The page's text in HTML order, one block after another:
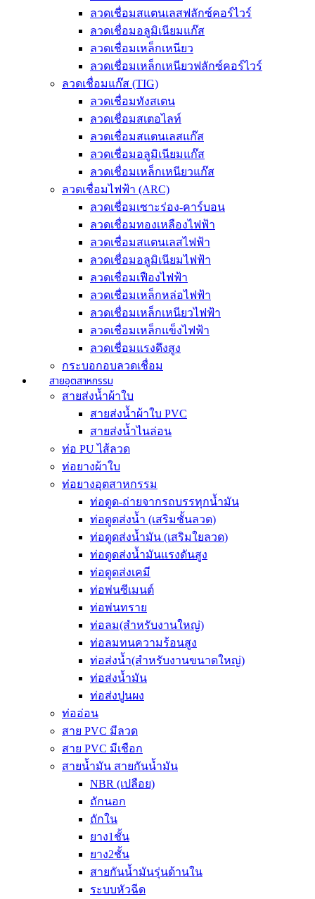
ลวดเชื่อมสแตนเลสฟลักซ์คอร์ไวร์
ลวดเชื่อมอลูมิเนียมแก๊ส
ลวดเชื่อมเหล็กเหนียว
ลวดเชื่อมเหล็กเหนียวฟลักซ์คอร์ไวร์
ลวดเชื่อมแก๊ส (TIG)
ลวดเชื่อมทังสเตน
ลวดเชื่อมสเตอไลท์
ลวดเชื่อมสแตนเลสแก๊ส
ลวดเชื่อมอลูมิเนียมแก๊ส
ลวดเชื่อมเหล็กเหนียวแก๊ส
ลวดเชื่อมไฟฟ้า (ARC)
ลวดเชื่อมเซาะร่อง-คาร์บอน
ลวดเชื่อมทองเหลืองไฟฟ้า
ลวดเชื่อมสแตนเลสไฟฟ้า
ลวดเชื่อมอลูมิเนียมไฟฟ้า
ลวดเชื่อมเฟืองไฟฟ้า
ลวดเชื่อมเหล็กหล่อไฟฟ้า
ลวดเชื่อมเหล็กเหนียวไฟฟ้า
ลวดเชื่อมเหล็กแข็งไฟฟ้า
ลวดเชื่อมแรงดึงสูง
กระบอกอบลวดเชื่อม
สายอุตสาหกรรม
สายส่งน้ำผ้าใบ
สายส่งน้ำผ้าใบ PVC
สายส่งน้ำไนล่อน
ท่อ PU ไส้ลวด
ท่อยางผ้าใบ
ท่อยางอุตสาหกรรม
ท่อดูด-ถ่ายจากรถบรรทุกน้ำมัน
ท่อดูดส่งน้ำ (เสริมชั้นลวด)
ท่อดูดส่งน้ำมัน (เสริมใยลวด)
ท่อดูดส่งน้ำมันเเรงดันสูง
ท่อดูดส่งเคมี
ท่อพ่นซีเมนต์
ท่อพ่นทราย
ท่อลม(สำหรับงานใหญ่)
ท่อลมทนความร้อนสูง
ท่อส่งน้ำ(สำหรับงานขนาดใหญ่)
ท่อส่งน้ำมัน
ท่อส่งปูนผง
ท่ออ่อน
สาย PVC มีลวด
สาย PVC มีเชือก
สายน้ำมัน สายกันน้ำมัน
NBR (เปลือย)
ถักนอก
ถักใน
ยาง1ชั้น
ยาง2ชั้น
สายกันน้ำมันรุ่นด้านใน
ระบบหัวฉีด